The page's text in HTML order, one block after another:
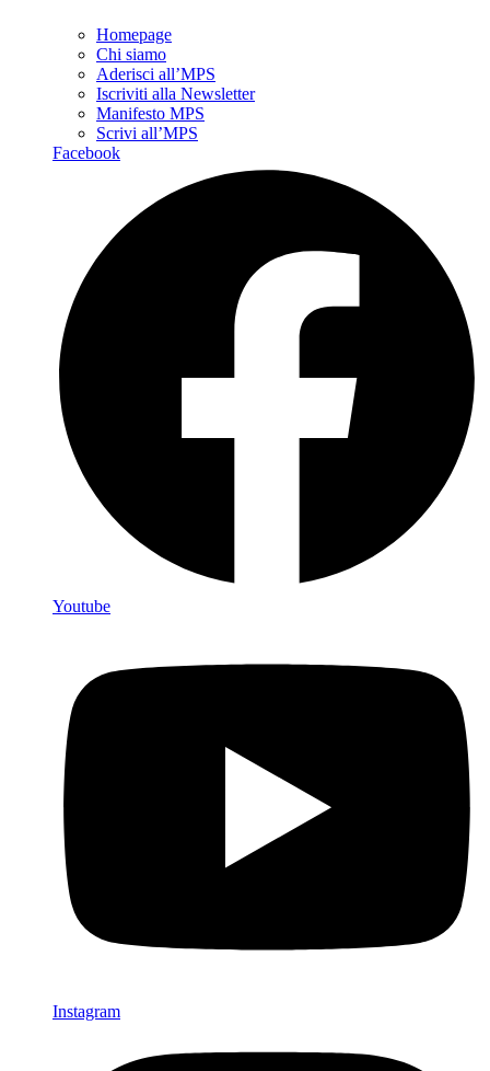
Homepage
Chi siamo
Aderisci all’MPS
Iscriviti alla Newsletter
Manifesto MPS
Scrivi all’MPS
Facebook
Youtube
Instagram